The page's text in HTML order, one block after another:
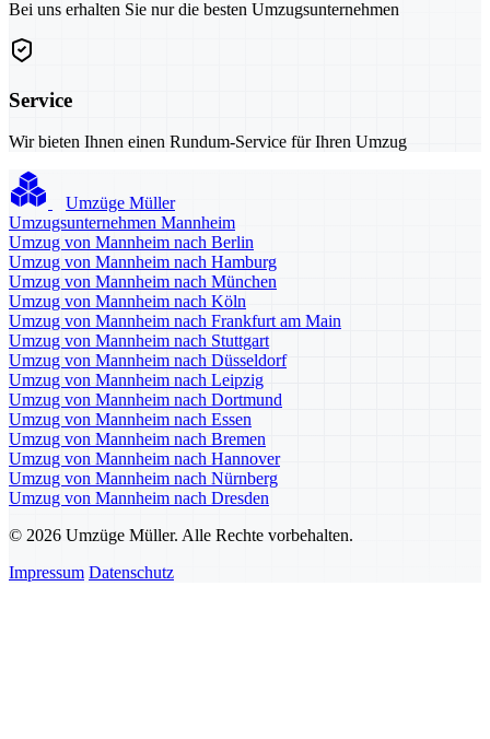
Bei uns erhalten Sie nur die besten Umzugsunternehmen
Service
Wir bieten Ihnen einen Rundum-Service für Ihren Umzug
Umzüge Müller
Umzugsunternehmen Mannheim
Umzug von Mannheim nach Berlin
Umzug von Mannheim nach Hamburg
Umzug von Mannheim nach München
Umzug von Mannheim nach Köln
Umzug von Mannheim nach Frankfurt am Main
Umzug von Mannheim nach Stuttgart
Umzug von Mannheim nach Düsseldorf
Umzug von Mannheim nach Leipzig
Umzug von Mannheim nach Dortmund
Umzug von Mannheim nach Essen
Umzug von Mannheim nach Bremen
Umzug von Mannheim nach Hannover
Umzug von Mannheim nach Nürnberg
Umzug von Mannheim nach Dresden
© 2026 Umzüge Müller. Alle Rechte vorbehalten.
Impressum Datenschutz